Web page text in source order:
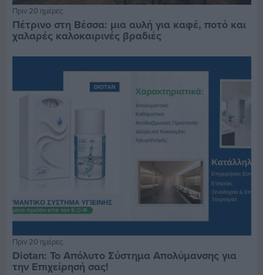
Πριν 20 ημέρες
Πέτρινο στη Βέσσα: μια αυλή για καφέ, ποτό και
χαλαρές καλοκαιρινές βραδιές
Πριν 20 ημέρες
Diotan: Το Απόλυτο Σύστημα Απολύμανσης για
την Επιχείρησή σας!